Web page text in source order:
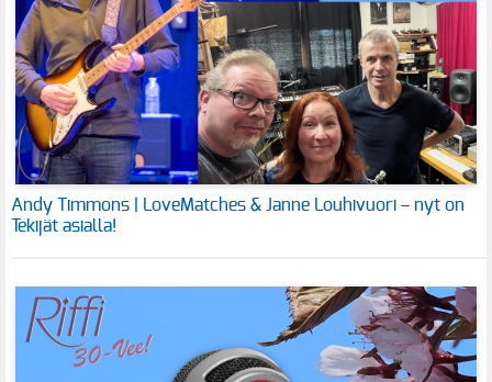
Andy Timmons | LoveMatches & Janne Louhivuori – nyt on
Tekijät asialla!